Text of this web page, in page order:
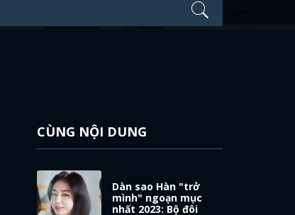
CÙNG NỘI DUNG
Dàn sao Hàn "trở
mình" ngoạn mục
nhất 2023: Bộ đôi